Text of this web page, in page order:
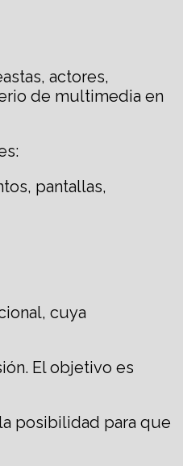
actores,
de multimedia en
pantallas,
cuya
El objetivo es
posibilidad para que